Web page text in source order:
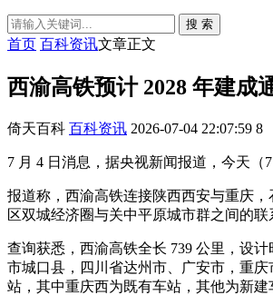
搜 索
首页 百科资讯文章正文
西渝高铁预计 2028 年建成
倚天百科 百科资讯 2026-07-04 22:07:59 8
7 月 4 日消息，据央视新闻报道，今天（
报道称，西渝高铁连接陕西西安与重庆
区双城经济圈与关中平原城市群之间的联
查询获悉，西渝高铁全长 739 公里，设
市城口县，四川省达州市、广安市，重
站，其中重庆西为既有车站，其他为新建